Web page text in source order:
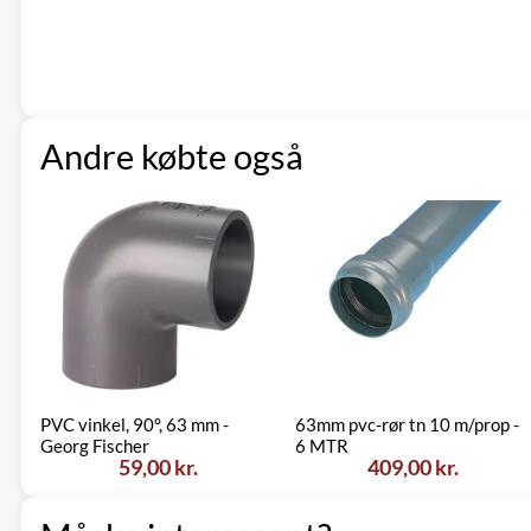
Andre købte også
PVC vinkel, 90°, 63 mm -
Georg Fischer
59,00 kr.
63mm pvc-rør tn 10 m/prop -
6 MTR
409,00 kr.